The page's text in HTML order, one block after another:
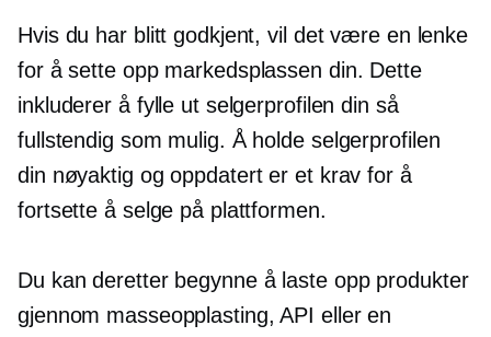
Hvis du har blitt godkjent, vil det være en lenke
for å sette opp markedsplassen din. Dette
inkluderer å fylle ut selgerprofilen din så
fullstendig som mulig. Å holde selgerprofilen
din nøyaktig og oppdatert er et krav for å
fortsette å selge på plattformen.
Du kan deretter begynne å laste opp produkter
gjennom masseopplasting, API eller en